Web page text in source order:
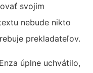
svojim
nebude nikto
prekladateľov.
úplne uchvátilo,